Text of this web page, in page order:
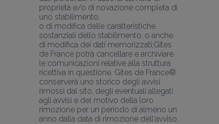
proprietà e/o di novazione completa di
uno stabilimento,
o di modifica delle caratteristiche
sostanziali dello stabilimento, o anche
di modifica dei dati memorizzati;Gîtes
de France potrà cancellare e archiviare
le comunicazioni relative alla struttura
ricettiva in questione. Gîtes de France®
conserverà uno storico degli avvisi
rimossi dal sito, degli eventuali allegati
agli avvisi e del motivo della loro
rimozione per un periodo di almeno un
anno dalla data di rimozione dell'avviso.